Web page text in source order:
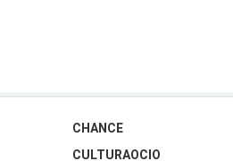
CHANCE
CULTURAOCIO